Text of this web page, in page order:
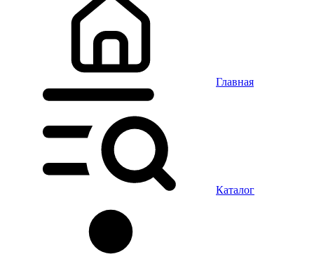
Главная
Каталог